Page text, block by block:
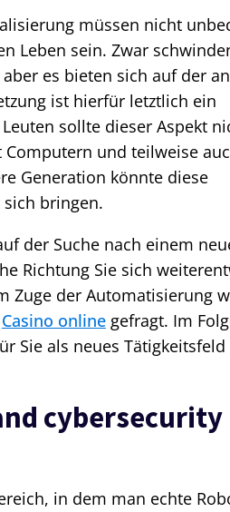
müssen nicht
Leben sein. Zwar
es bieten sich auf der
ist hierfür letztlich ein
sollte dieser Aspekt
und teilweise
Generation könnte diese
bringen.
der Suche nach einem
Richtung Sie sich
Zuge der Automatisierung
Casino online gefragt. Im
Sie als neues Tätigkeitsfeld
cybersecurity
in dem man echte